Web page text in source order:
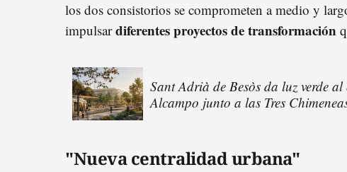
los dos consistorios se comprometen a medio y
impulsardiferentes proyectos de transformación
Sant Adrià de Besòs da luz verde
Alcampo junto a las Tres
"Nueva centralidad urbana"